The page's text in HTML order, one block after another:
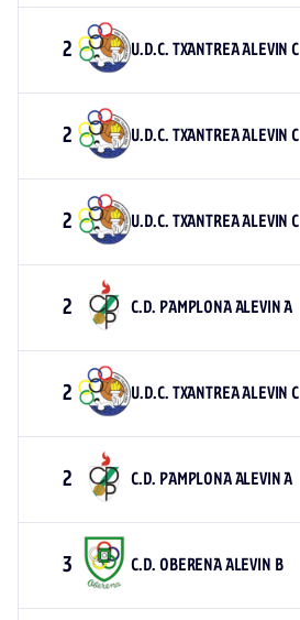
2 U.D.C. TXANTREA ALEVIN C
2 U.D.C. TXANTREA ALEVIN C
2 U.D.C. TXANTREA ALEVIN C
2 C.D. PAMPLONA ALEVIN A
2 U.D.C. TXANTREA ALEVIN C
2 C.D. PAMPLONA ALEVIN A
3 C.D. OBERENA ALEVIN B